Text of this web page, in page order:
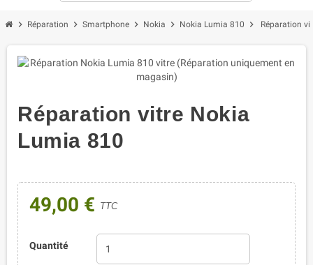
chevron_right Réparation chevron_right Smartphone chevron_right Nokia chevron_right Nokia Lumia 810 chevron_right Réparation
Réparation vitre Nokia
Lumia 810
49,00 € TTC
Quantité